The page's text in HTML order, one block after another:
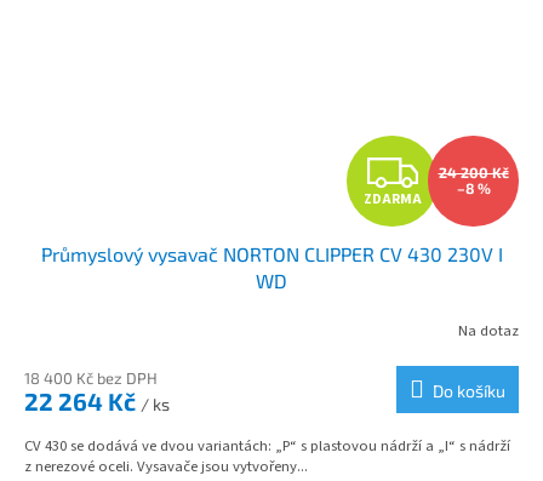
Z
D
A
M
A
ZDARMA
24 200 Kč
–8 %
Průmyslový vysavač NORTON CLIPPER CV 430 230V I
WD
Na dotaz
18 400 Kč bez DPH
22 264 Kč / ks
Do košíku
CV 430 se dodává ve dvou variantách: „P“ s plastovou nádrží a „I“ s nádrží
z nerezové oceli. Vysavače jsou vytvořeny...